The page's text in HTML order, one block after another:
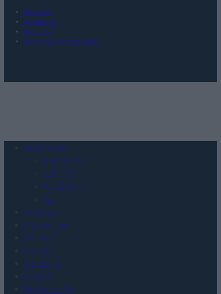
KONTAKT
REDAKCJA
REKLAMA
POLITYKA PRYWATNOŚCI
Urządzenia
SMARTFONY
TABLETY
WEARABLE
TV
Recenzje
Porównania
Co kupić
Porady
Promocje
FinTech
Hardware PC